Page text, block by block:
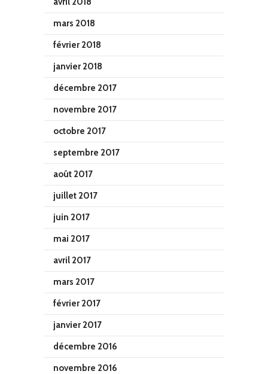
mars 2018
février 2018
janvier 2018
décembre 2017
novembre 2017
octobre 2017
septembre 2017
août 2017
juillet 2017
juin 2017
mai 2017
avril 2017
mars 2017
février 2017
janvier 2017
décembre 2016
novembre 2016